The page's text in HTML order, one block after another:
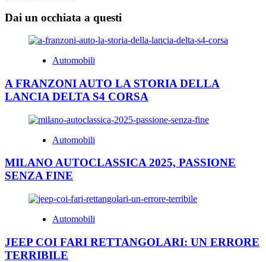
Dai un occhiata a questi
Automobili
A FRANZONI AUTO LA STORIA DELLA
LANCIA DELTA S4 CORSA
Automobili
MILANO AUTOCLASSICA 2025, PASSIONE
SENZA FINE
Automobili
JEEP COI FARI RETTANGOLARI: UN ERRORE
TERRIBILE